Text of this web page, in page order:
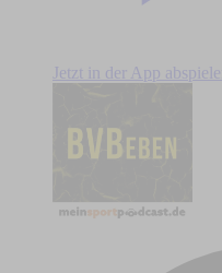
Jetzt in der App abspielen